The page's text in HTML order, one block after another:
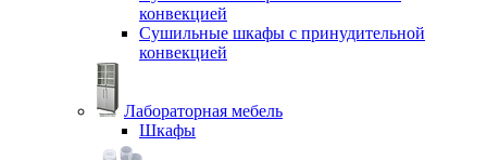
конвекцией
Сушильные шкафы с принудительной
конвекцией
Лабораторная мебель
Шкафы